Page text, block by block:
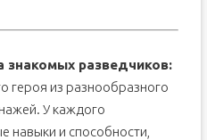
знакомых разведчиков:
героя из разнообразного
У каждого
навыки и способности,